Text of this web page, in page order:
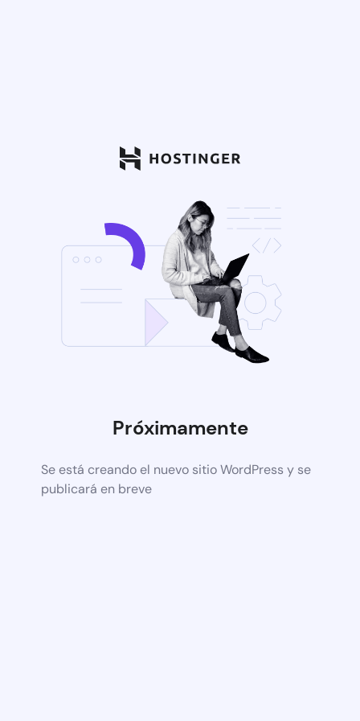
Próximamente
Se está creando el nuevo sitio WordPress y se
publicará en breve